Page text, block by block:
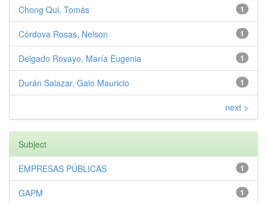
1
Chong Qui, Tomás
1
Córdova Rosas, Nelson
1
Delgado Rovayo, María Eugenia
1
Durán Salazar, Galo Mauricio
next >
Subject
1
EMPRESAS PÚBLICAS
1
GAPM